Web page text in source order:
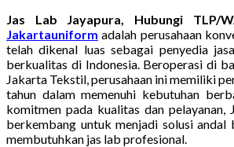
Jas Lab Jayapura, Hubungi TLP/
Jakartauniform adalah perusahaan
telah dikenal luas sebagai penyedia
berkualitas di Indonesia. Beroperasi di
Jakarta Tekstil, perusahaan ini memiliki
tahun dalam memenuhi kebutuhan
komitmen pada kualitas dan pelayanan,
berkembang untuk menjadi solusi andal
membutuhkan jas lab profesional.